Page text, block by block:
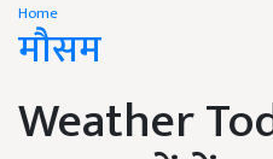
Home
मौसम
Weather